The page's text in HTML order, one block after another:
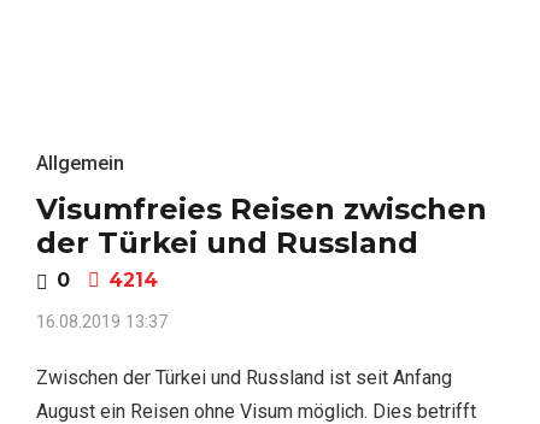
Allgemein
Visumfreies Reisen zwischen
der Türkei und Russland
0 4214
16.08.2019 13:37
Zwischen der Türkei und Russland ist seit Anfang
August ein Reisen ohne Visum möglich. Dies betrifft